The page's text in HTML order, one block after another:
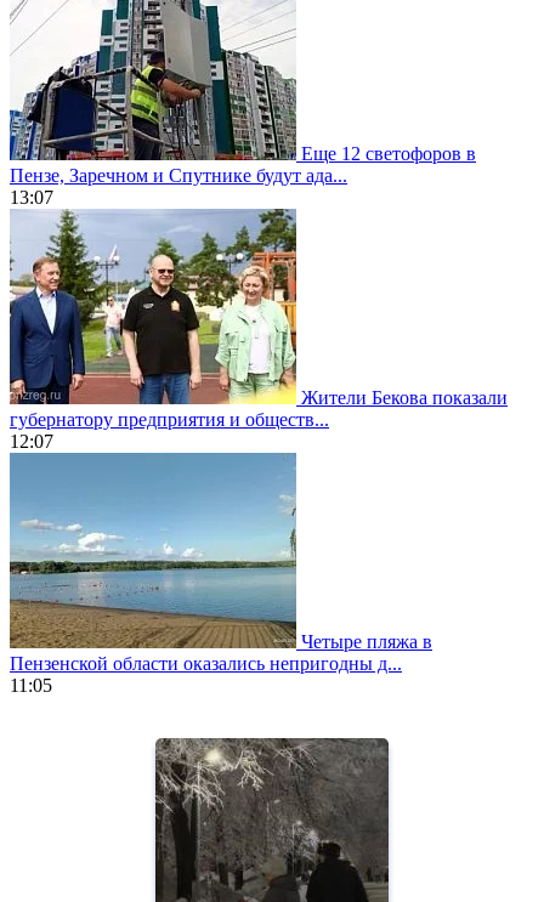
Еще 12 светофоров в
Пензе, Заречном и Спутнике будут ада...
13:07
Жители Бекова показали
губернатору предприятия и обществ...
12:07
Четыре пляжа в
Пензенской области оказались непригодны д...
11:05